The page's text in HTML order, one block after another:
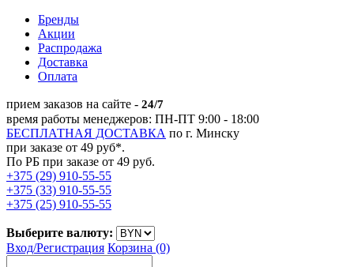
Бренды
Акции
Распродажа
Доставка
Оплата
прием заказов на сайте - 24/7
время работы менеджеров: ПН-ПТ 9:00 - 18:00
БЕСПЛАТНАЯ ДОСТАВКА по г. Минску
при заказе от 49 руб*.
По РБ при заказе от 49 руб.
+375 (29) 910-55-55
+375 (33) 910-55-55
+375 (25) 910-55-55
Выберите валюту:
Вход/Регистрация Корзина (0)